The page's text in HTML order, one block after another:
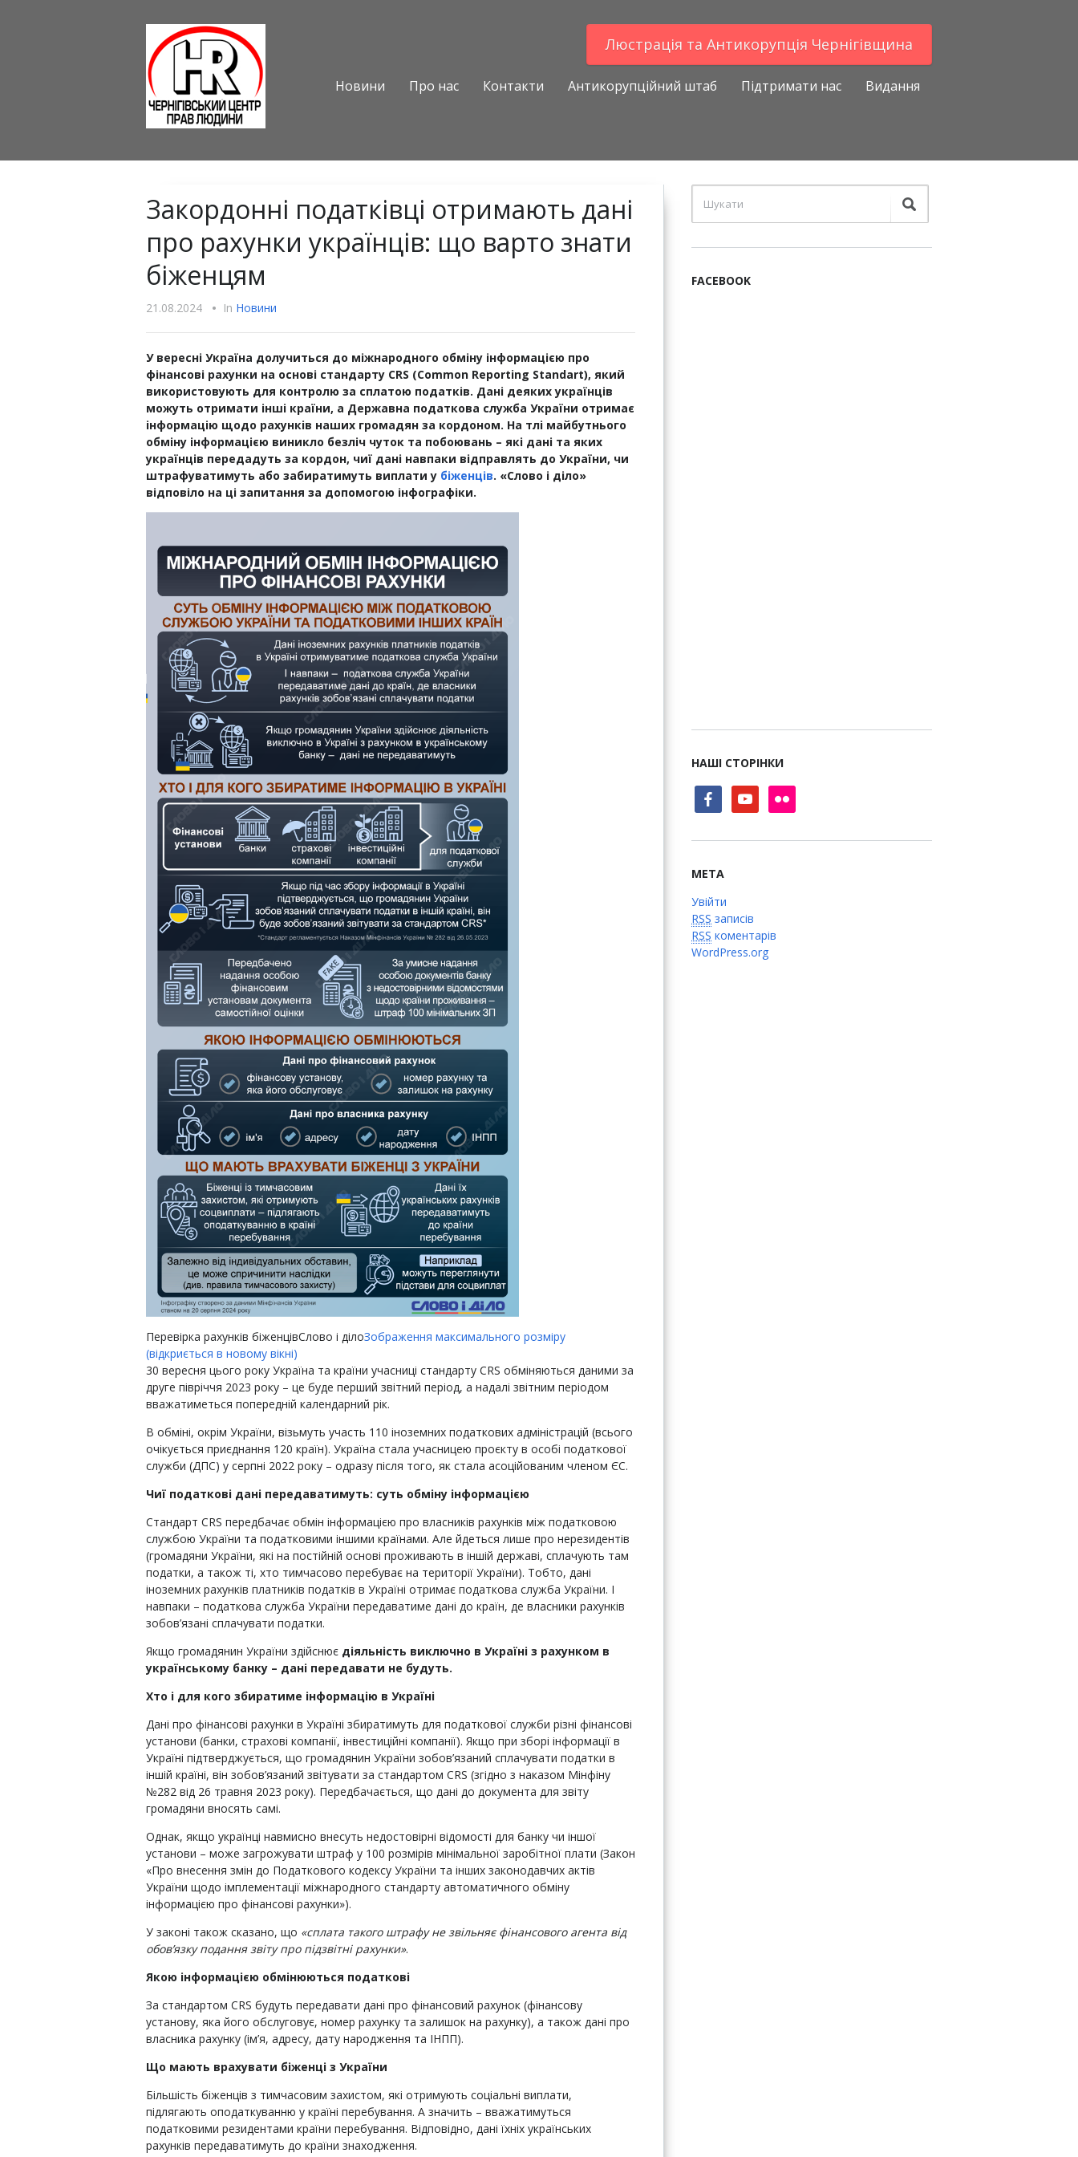
Люстрацiя та Антикорупцiя Чернігівщина
Новини Про нас Контакти Антикорупційний штаб Підтримати нас Видання
Закордонні податківці отримають дані
про рахунки українців: що варто знати
біженцям
21.08.2024 • In Новини
У вересні Україна долучиться до міжнародного обміну інформацією про
фінансові рахунки на основі стандарту CRS (Common Reporting Standart), який
використовують для контролю за сплатою податків. Дані деяких українців
можуть отримати інші країни, а Державна податкова служба України отримає
інформацію щодо рахунків наших громадян за кордоном. На тлі майбутнього
обміну інформацією виникло безліч чуток та побоювань – які дані та яких
українців передадуть за кордон, чиї дані навпаки відправлять до України, чи
штрафуватимуть або забиратимуть виплати у біженців. «Слово і діло»
відповіло на ці запитання за допомогою інфографіки.
Перевірка рахунків біженцівСлово і ділоЗображення максимального розміру
(відкриється в новому вікні)
30 вересня цього року Україна та країни учасниці стандарту CRS обміняються даними за
друге півріччя 2023 року – це буде перший звітний період, а надалі звітним періодом
вважатиметься попередній календарний рік.
В обміні, окрім України, візьмуть участь 110 іноземних податкових адміністрацій (всього
очікується приєднання 120 країн). Україна стала учасницею проєкту в особі податкової
служби (ДПС) у серпні 2022 року – одразу після того, як стала асоційованим членом ЄС.
Чиї податкові дані передаватимуть: суть обміну інформацією
Стандарт CRS передбачає обмін інформацією про власників рахунків між податковою
службою України та податковими іншими країнами. Але йдеться лише про нерезидентів
(громадяни України, які на постійній основі проживають в іншій державі, сплачують там
податки, а також ті, хто тимчасово перебуває на території України). Тобто, дані
іноземних рахунків платників податків в Україні отримає податкова служба України. І
навпаки – податкова служба України передаватиме дані до країн, де власники рахунків
зобов’язані сплачувати податки.
Якщо громадянин України здійснює діяльність виключно в Україні з рахунком в
українському банку – дані передавати не будуть.
Хто і для кого збиратиме інформацію в Україні
Дані про фінансові рахунки в Україні збиратимуть для податкової служби різні фінансові
установи (банки, страхові компанії, інвестиційні компанії). Якщо при зборі інформації в
Україні підтверджується, що громадянин України зобов’язаний сплачувати податки в
іншій країні, він зобов’язаний звітувати за стандартом CRS (згідно з наказом Мінфіну
№282 від 26 травня 2023 року). Передбачається, що дані до документа для звіту
громадяни вносять самі.
Однак, якщо українці навмисно внесуть недостовірні відомості для банку чи іншої
установи – може загрожувати штраф у 100 розмірів мінімальної заробітної плати (Закон
«Про внесення змін до Податкового кодексу України та інших законодавчих актів
України щодо імплементації міжнародного стандарту автоматичного обміну
інформацією про фінансові рахунки»).
У законі також сказано, що «сплата такого штрафу не звільняє фінансового агента від
обов’язку подання звіту про підзвітні рахунки».
Якою інформацією обмінюються податкові
За стандартом CRS будуть передавати дані про фінансовий рахунок (фінансову
установу, яка його обслуговує, номер рахунку та залишок на рахунку), а також дані про
власника рахунку (ім’я, адресу, дату народження та ІНПП).
Що мають врахувати біженці з України
Більшість біженців з тимчасовим захистом, які отримують соціальні виплати,
підлягають оподаткуванню у країні перебування. А значить – вважатимуться
податковими резидентами країни перебування. Відповідно, дані їхніх українських
рахунків передаватимуть до країни знаходження.
FACEBOOK
НАШІ СТОРІНКИ
facebookyoutube flickr
МЕТА
Увійти
RSS записів
RSS коментарів
WordPress.org